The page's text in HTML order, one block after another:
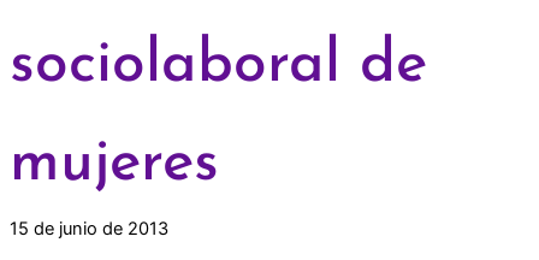
sociolaboral de
mujeres
15 de junio de 2013